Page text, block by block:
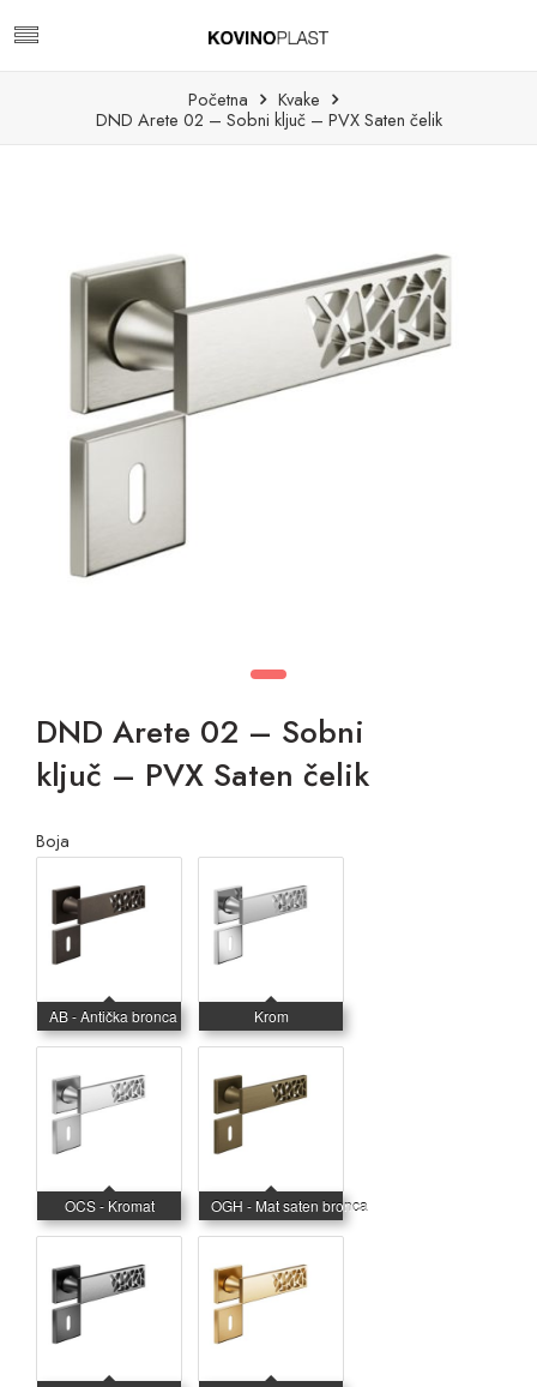
Početna
Kvake
DND Arete 02 – Sobni ključ – PVX Saten čelik
DND Arete 02 – Sobni
ključ – PVX Saten čelik
Boja